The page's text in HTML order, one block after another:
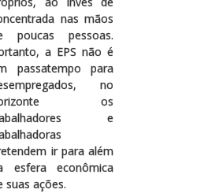
nas mãos
poucas pessoas.
a EPS não é
passatempo para
no
os
e
ir para além
esfera econômica
suas ações.